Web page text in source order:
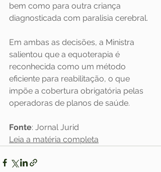
bem como para outra criança
diagnosticada com paralisia cerebral.
Em ambas as decisões, a Ministra
salientou que a equoterapia é
reconhecida como um método
eficiente para reabilitação, o que
impõe a cobertura obrigatória pelas
operadoras de planos de saúde.
Fonte: Jornal Jurid
Leia a matéria completa